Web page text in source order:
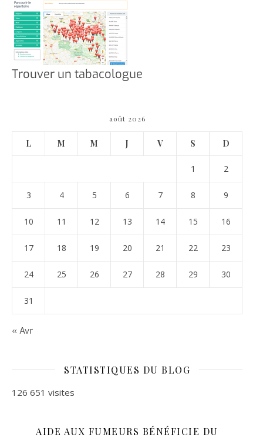
Trouver un tabacologue
août 2026
L M M J V S D
1 2
3 4 5 6 7 8 9
10 11 12 13 14 15 16
17 18 19 20 21 22 23
24 25 26 27 28 29 30
31
« Avr
STATISTIQUES DU BLOG
126 651 visites
AIDE AUX FUMEURS BÉNÉFICIE DU